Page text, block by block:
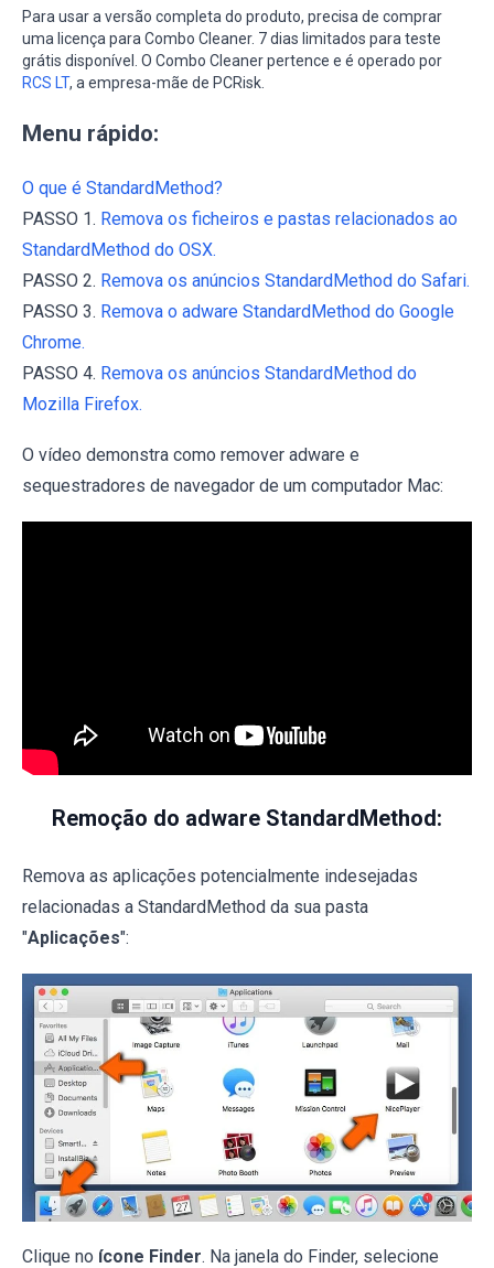
Para usar a versão completa do produto, precisa de comprar
uma licença para Combo Cleaner. 7 dias limitados para teste
grátis disponível. O Combo Cleaner pertence e é operado por
RCS LT, a empresa-mãe de PCRisk.
Menu rápido:
O que é StandardMethod?
PASSO 1. Remova os ficheiros e pastas relacionados ao
StandardMethod do OSX.
PASSO 2. Remova os anúncios StandardMethod do Safari.
PASSO 3. Remova o adware StandardMethod do Google
Chrome.
PASSO 4. Remova os anúncios StandardMethod do
Mozilla Firefox.
O vídeo demonstra como remover adware e
sequestradores de navegador de um computador Mac:
Remoção do adware StandardMethod:
Remova as aplicações potencialmente indesejadas
relacionadas a StandardMethod da sua pasta
"Aplicações":
Clique no ícone Finder. Na janela do Finder, selecione